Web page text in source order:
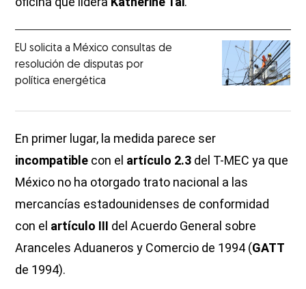
EU solicita a México consultas de
resolución de disputas por
política energética
En primer lugar, la medida parece ser
incompatible con el artículo 2.3 del T-MEC ya que
México no ha otorgado trato nacional a las
mercancías estadounidenses de conformidad
con el artículo III del Acuerdo General sobre
Aranceles Aduaneros y Comercio de 1994 (GATT
de 1994).